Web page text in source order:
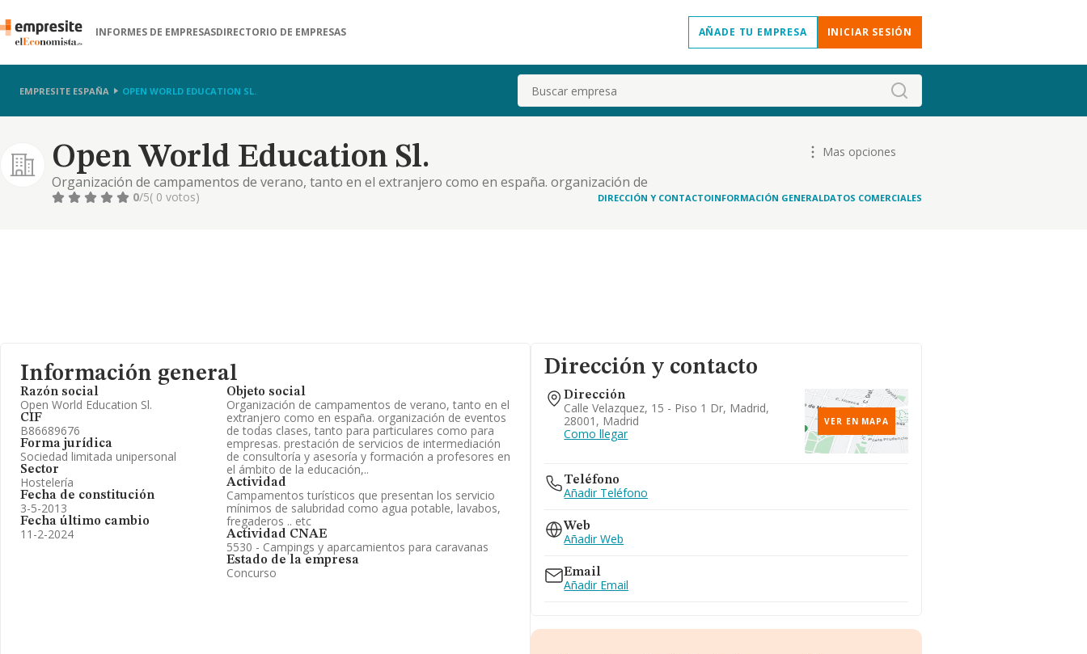
INFORMES DE EMPRESASDIRECTORIO DE EMPRESAS AÑADE TU EMPRESA INICIAR SESIÓN
EMPRESITE ESPAÑA OPEN WORLD EDUCATION SL. Buscar
Open World Education Sl.
Organización de campamentos de verano, tanto en el extranjero como en españa. organización de
eventos de todas clases, tanto para particulares como para empresas. prestación de servicios de
Mas opciones
0/5( 0 votos) DIRECCIÓN Y CONTACTOINFORMACIÓN GENERALDATOS COMERCIALES
Información general
Razón social
Open World Education Sl.
CIF
B86689676
Forma jurídica
Sociedad limitada unipersonal
Sector
Hostelería
Fecha de constitución
3-5-2013
Fecha último cambio
11-2-2024
Objeto social
Organización de campamentos de verano, tanto en el
extranjero como en españa. organización de eventos
de todas clases, tanto para particulares como para
empresas. prestación de servicios de intermediación
de consultoría y asesoría y formación a profesores en
el ámbito de la educación,..
Actividad
Campamentos turísticos que presentan los servicio
mínimos de salubridad como agua potable, lavabos,
fregaderos .. etc
Actividad CNAE
5530 - Campings y aparcamientos para caravanas
Estado de la empresa
Concurso
Dirección y contacto
Dirección
Calle Velazquez, 15 - Piso 1 Dr, Madrid,
28001, Madrid
Como llegar
VER EN MAPA
Teléfono
Añadir Teléfono
Web
Añadir Web
Email
Añadir Email